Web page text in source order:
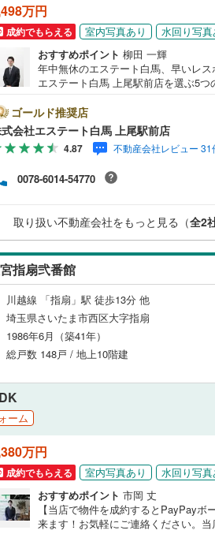
万円
成約でもらえる 室内写真あり
水回り写真
おすすめポイント 柳田 一輝
年中無休のエステート白馬、早いレ
エステート白馬 上尾駅前店を選ぶ5
お店立体駐車場は全480台収容可。駐
当店自慢のキッズスペースをぜひご覧
ご用意してます。4.年中無休・365日
で。スピードある対応が自慢のお店で
社外の中立的なファイナンシャルプ
て、老後や学費等も含めたシミュレ
建物取引士やファイナンシャルプラ
い合わせをお待ちしております。
ゴールド推奨店
会社エステート白馬 上尾駅前店
4.87 不動産会社レビュー 31
0078-6014-54770
取り扱い不動産会社をもっと見る（全2
指扇弐番館
川越線 「指扇」駅 徒歩13分 他
埼玉県さいたま市西区大字指扇
1986年6月（築41年）
総戸数 148戸 / 地上10階建
ーム
万円
成約でもらえる 室内写真あり
水回り写真
おすすめポイント 市岡 丈
【当店で物件を成約するとPayPay
来ます！お気軽にご連絡ください。
北足立郡伊奈町
入間郡越生町(0)
比企郡小川町(0)
比企郡鳩山町(
秩父郡皆野町(0)
北葛飾郡杉戸町(4)
地
最寄りの駅が始発駅 （15 ）
共用施設
コンシェルジュサービス
備
床暖房（ 2）
バリアフリー住宅
LD
リビングダイニング15畳以上
ッチン
独立型キッチン（42）
室
浴室乾燥機あり（57）